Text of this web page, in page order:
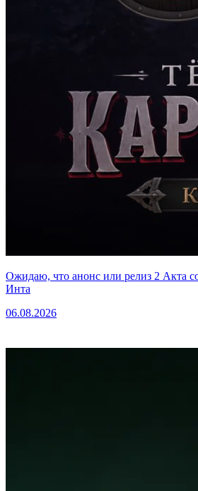
Ожидаю, что анонс или релиз 2 Акта
Инта
06.08.2026